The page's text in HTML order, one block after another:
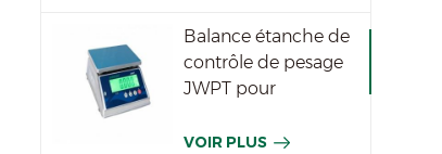
Balance étanche de
contrôle de pesage
JWPT pour
VOIR PLUS